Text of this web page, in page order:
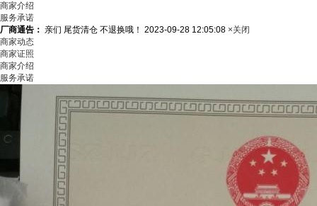
商家介绍
服务承诺
厂商通告： 亲们 尾货清仓 不退换哦！ 2023-09-28 12:05:08 ×关闭
商家动态
商家证照
商家介绍
服务承诺